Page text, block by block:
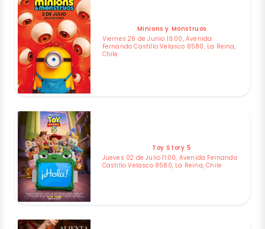
Minions y Monstruos
Viernes 26 de Junio 19:00, Avenida
Fernando Castillo Velasco 8580, La Reina,
Chile
Toy Story 5
Jueves 02 de Julio 11:00, Avenida Fernando
Castillo Velasco 8580, La Reina, Chile